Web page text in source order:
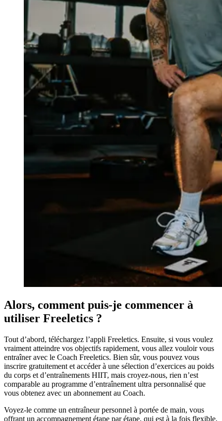
Alors, comment puis-je commencer à
utiliser Freeletics ?
Tout d’abord, téléchargez l’appli Freeletics. Ensuite, si vous voulez
vraiment atteindre vos objectifs rapidement, vous allez vouloir vous
entraîner avec le Coach Freeletics. Bien sûr, vous pouvez vous
inscrire gratuitement et accéder à une sélection d’exercices au poids
du corps et d’entraînements HIIT, mais croyez-nous, rien n’est
comparable au programme d’entraînement ultra personnalisé que
vous obtenez avec un abonnement au Coach.
Voyez-le comme un entraîneur personnel à portée de main, vous
offrant un accompagnement étape par étape, qui est à la fois flexible,